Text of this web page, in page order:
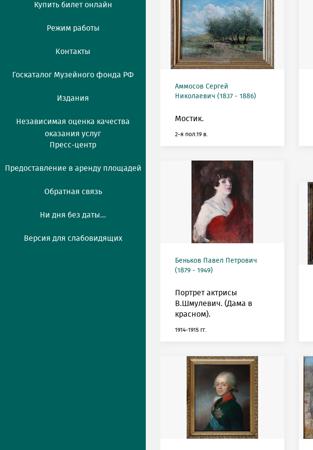
Купить билет онлайн
Режим работы
Контакты
Госкаталог Музейного фонда РФ
Издания
Независимая оценка качества
оказания услуг
Пресс-центр
Предоставление в аренду площадей
Обратная связь
Ни дня без даты...
Версия для слабовидящих
Аммосов Сергей
Николаевич (1837 - 1886)
Мостик.
2-я пол.19 в.
Беньков Павел Петрович
(1879 - 1949)
Портрет актрисы
В.Шмулевич. (Дама в
красном).
1914-1915 гг.